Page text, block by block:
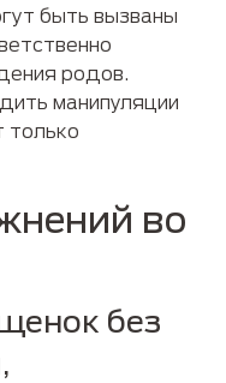
быть вызваны
родов.
манипуляции
во
без